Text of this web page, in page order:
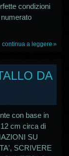
condizioni
continua a leggere
DA
con base in
cm circa di
SU
SCRIVERE